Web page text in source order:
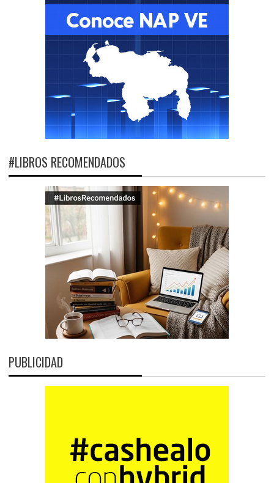
#LIBROS RECOMENDADOS
PUBLICIDAD